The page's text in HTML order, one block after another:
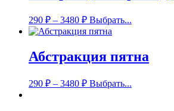
290 ₽ – 3480 ₽ Выбрать...
Абстракция пятна
290 ₽ – 3480 ₽ Выбрать...